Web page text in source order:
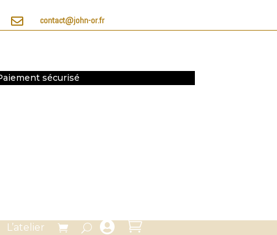
 contact@john-or.fr
sécurisé
L’atelier  